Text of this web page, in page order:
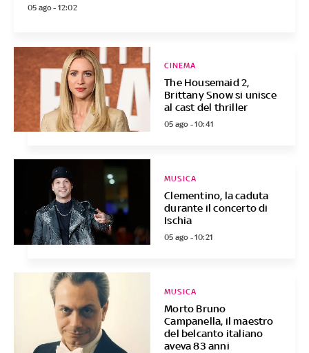
05 ago - 12:02
The Housemaid 2,
Brittany Snow si unisce
al cast del thriller
CINEMA
05 ago - 10:41
Clementino, la caduta
durante il concerto di
Ischia
MUSICA
05 ago - 10:21
Morto Bruno
Campanella, il maestro
del belcanto italiano
aveva 83 anni
MUSICA